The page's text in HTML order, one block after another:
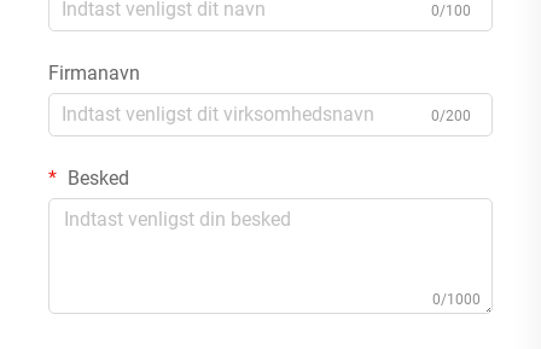
0/100
Firmanavn
0/200
Besked
0/1000